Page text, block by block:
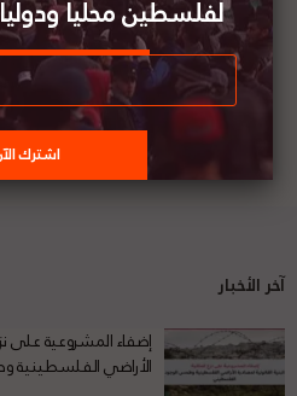
آخر الأخبار
إضفاء المشروعية على
الأراضي
لفلسطين محليا